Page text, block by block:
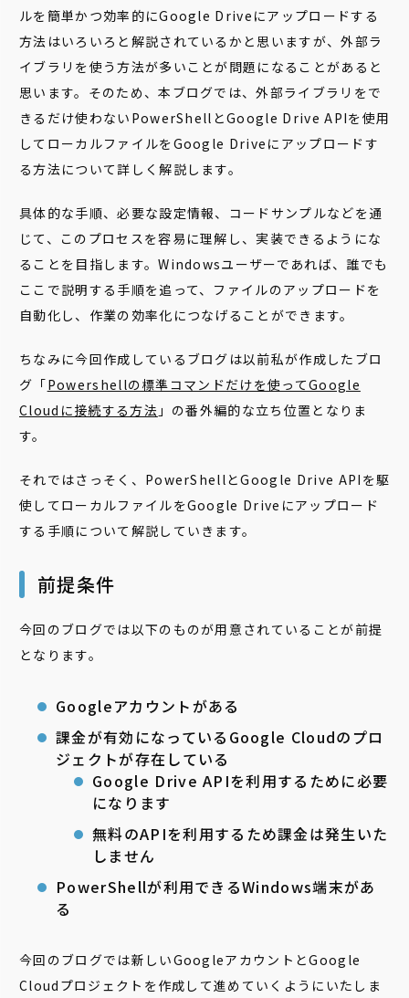
ルを簡単かつ効率的にGoogle Driveにアップロードする
方法はいろいろと解説されているかと思いますが、外部ラ
イブラリを使う方法が多いことが問題になることがあると
思います。そのため、本ブログでは、外部ライブラリをで
きるだけ使わないPowerShellとGoogle Drive APIを使用
してローカルファイルをGoogle Driveにアップロードす
る方法について詳しく解説します。
具体的な手順、必要な設定情報、コードサンプルなどを通
じて、このプロセスを容易に理解し、実装できるようにな
ることを目指します。Windowsユーザーであれば、誰でも
ここで説明する手順を追って、ファイルのアップロードを
自動化し、作業の効率化につなげることができます。
ちなみに今回作成しているブログは以前私が作成したブロ
グ「Powershellの標準コマンドだけを使ってGoogle
Cloudに接続する方法 」の番外編的な立ち位置となりま
す。
それではさっそく、PowerShellとGoogle Drive APIを駆
使してローカルファイルをGoogle Driveにアップロード
する手順について解説していきます。
前提条件
今回のブログでは以下のものが用意されていることが前提
となります。
Googleアカウントがある
課金が有効になっているGoogle Cloudのプロ
ジェクトが存在している
Google Drive APIを利用するために必要
になります
無料のAPIを利用するため課金は発生いた
しません
PowerShellが利用できるWindows端末があ
る
今回のブログでは新しいGoogleアカウントとGoogle
Cloudプロジェクトを作成して進めていくようにいたしま